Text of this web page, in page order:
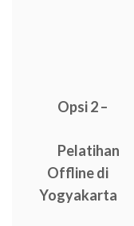
Opsi 2 –
Pelatihan
Offline di
Yogyakarta